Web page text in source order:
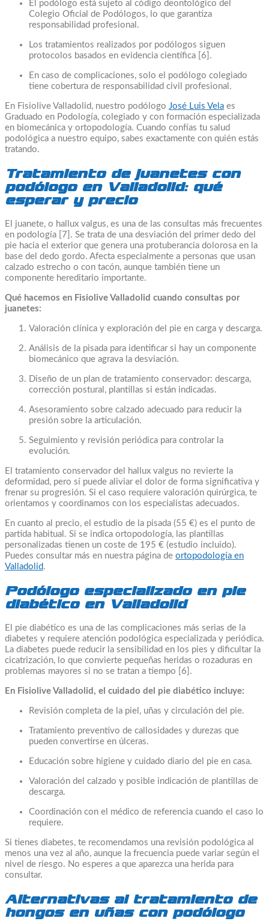
El podólogo está sujeto al código deontológico del
Colegio Oficial de Podólogos, lo que garantiza
responsabilidad profesional.
Los tratamientos realizados por podólogos siguen
protocolos basados en evidencia científica [6].
En caso de complicaciones, solo el podólogo colegiado
tiene cobertura de responsabilidad civil profesional.
En Fisiolive Valladolid, nuestro podólogo José Luis Vela es
Graduado en Podología, colegiado y con formación especializada
en biomecánica y ortopodología. Cuando confías tu salud
podológica a nuestro equipo, sabes exactamente con quién estás
tratando.
Tratamiento de juanetes con
podólogo en Valladolid: qué
esperar y precio
El juanete, o hallux valgus, es una de las consultas más frecuentes
en podología [7]. Se trata de una desviación del primer dedo del
pie hacia el exterior que genera una protuberancia dolorosa en la
base del dedo gordo. Afecta especialmente a personas que usan
calzado estrecho o con tacón, aunque también tiene un
componente hereditario importante.
Qué hacemos en Fisiolive Valladolid cuando consultas por
juanetes:
Valoración clínica y exploración del pie en carga y descarga.
Análisis de la pisada para identificar si hay un componente
biomecánico que agrava la desviación.
Diseño de un plan de tratamiento conservador: descarga,
corrección postural, plantillas si están indicadas.
Asesoramiento sobre calzado adecuado para reducir la
presión sobre la articulación.
Seguimiento y revisión periódica para controlar la
evolución.
El tratamiento conservador del hallux valgus no revierte la
deformidad, pero sí puede aliviar el dolor de forma significativa y
frenar su progresión. Si el caso requiere valoración quirúrgica, te
orientamos y coordinamos con los especialistas adecuados.
En cuanto al precio, el estudio de la pisada (55 €) es el punto de
partida habitual. Si se indica ortopodología, las plantillas
personalizadas tienen un coste de 195 € (estudio incluido).
Puedes consultar más en nuestra página de ortopodología en
Valladolid .
Podólogo especializado en pie
diabético en Valladolid
El pie diabético es una de las complicaciones más serias de la
diabetes y requiere atención podológica especializada y periódica.
La diabetes puede reducir la sensibilidad en los pies y dificultar la
cicatrización, lo que convierte pequeñas heridas o rozaduras en
problemas mayores si no se tratan a tiempo [6].
En Fisiolive Valladolid, el cuidado del pie diabético incluye:
Revisión completa de la piel, uñas y circulación del pie.
Tratamiento preventivo de callosidades y durezas que
pueden convertirse en úlceras.
Educación sobre higiene y cuidado diario del pie en casa.
Valoración del calzado y posible indicación de plantillas de
descarga.
Coordinación con el médico de referencia cuando el caso lo
requiere.
Si tienes diabetes, te recomendamos una revisión podológica al
menos una vez al año, aunque la frecuencia puede variar según el
nivel de riesgo. No esperes a que aparezca una herida para
consultar.
Alternativas al tratamiento de
hongos en uñas con podólogo